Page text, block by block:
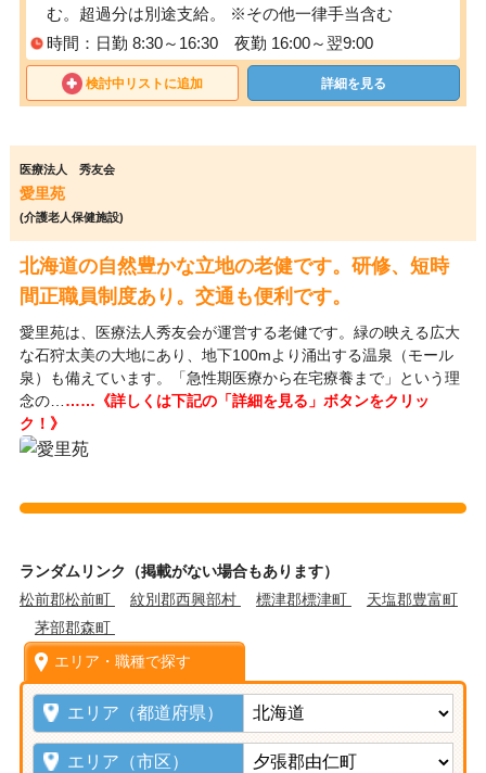
む。超過分は別途支給。 ※その他一律手当含む
時間：日勤 8:30～16:30 夜勤 16:00～翌9:00
検討中リストに追加 詳細を見る
医療法人 秀友会
愛里苑
(介護老人保健施設)
北海道の自然豊かな立地の老健です。研修、短時
間正職員制度あり。交通も便利です。
愛里苑は、医療法人秀友会が運営する老健です。緑の映える広大
な石狩太美の大地にあり、地下100mより涌出する温泉（モール
泉）も備えています。「急性期医療から在宅療養まで」という理
念の… ……《詳しくは下記の「詳細を見る」ボタンをクリッ
ク！》
ランダムリンク（掲載がない場合もあります）
松前郡松前町
紋別郡西興部村 標津郡標津町
天塩郡豊富町
茅部郡森町
エリア・職種で探す
エリア（都道府県）
エリア（市区）